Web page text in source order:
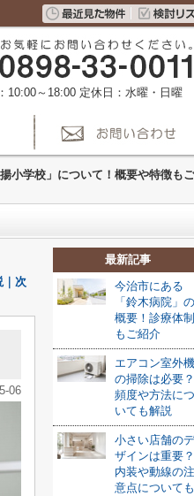
10:00～18:00 定休日：水曜・日曜
小学校」について！概要や特徴もご
｜次
06
最新記事
今治市にある
「鈴木病院」の
概要！診療体制
もご紹介
エアコン室外機
の掃除は必要？
頻度や方法につ
いても解説
小さい店舗のデ
ザインは重要？
内装や動線の注
意点についても